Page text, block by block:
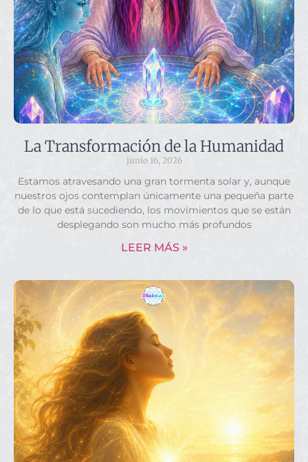
La Transformación de la Humanidad
junio 16, 2026
Estamos atravesando una gran tormenta solar y, aunque
nuestros ojos contemplan únicamente una pequeña parte
de lo que está sucediendo, los movimientos que se están
desplegando son mucho más profundos
LEER MÁS »